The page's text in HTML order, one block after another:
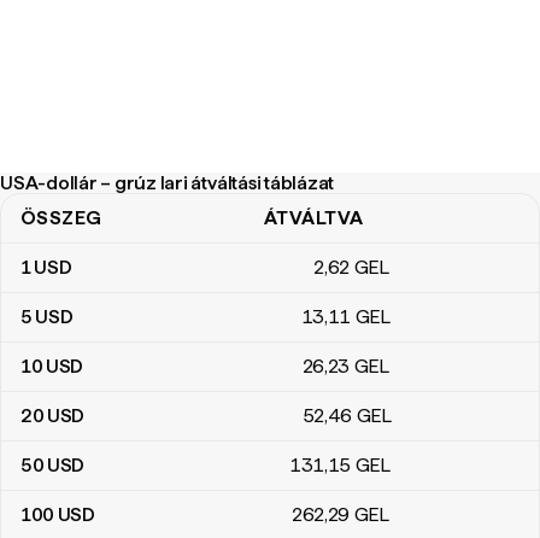
USA-dollár – grúz lari átváltási táblázat
USA-dollár – grúz lari átváltási táblázat
ÖSSZEG ÁTVÁLTVA
1USD 2,62 GEL
5 USD 13,11 GEL
10 USD 26,23 GEL
20 USD 52,46 GEL
50 USD 131,15 GEL
100 USD 262,29 GEL